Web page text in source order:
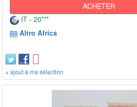
ACHETER
IT - 20***
Altro Africa
+ ajout à ma sélection